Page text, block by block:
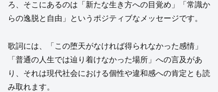
ろ、そこにあるのは「新たな生き方への目覚め」「常識か
らの逸脱と自由」というポジティブなメッセージです。
歌詞には、「この堕天がなければ得られなかった感情」
「普通の人生では辿り着けなかった場所」への言及があ
り、それは現代社会における個性や違和感への肯定とも読
み取れます。